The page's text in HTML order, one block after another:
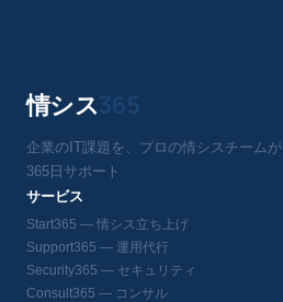
情シス365
企業のIT課題を、プロの情シスチームが
365日サポート
サービス
Start365 — 情シス立ち上げ
Support365 — 運用代行
Security365 — セキュリティ
Consult365 — コンサル